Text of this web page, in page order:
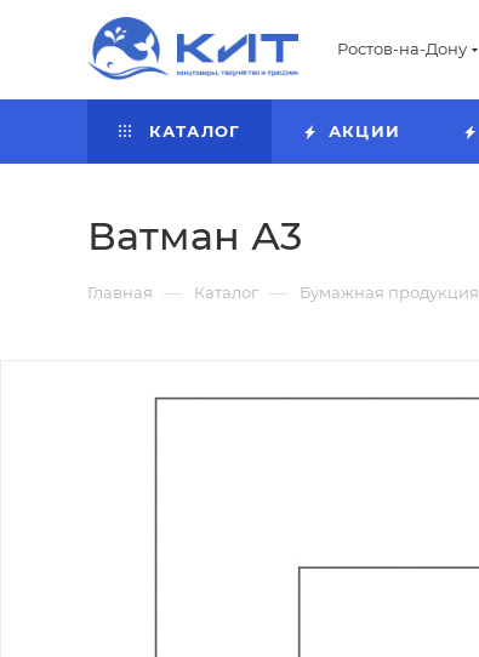
Ростов-на-Дону
КАТАЛОГ АКЦИИ
Ватман А3
Главная — Каталог — Бумажная продукция